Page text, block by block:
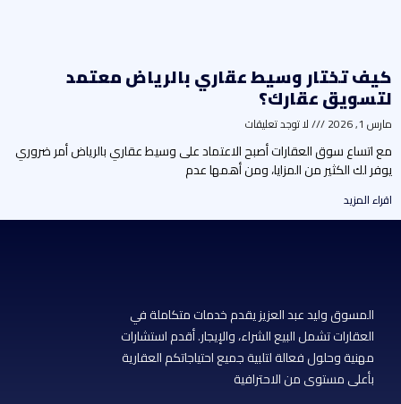
تختار وسيط عقاري بالرياض معتمد
عقارك؟
1, 2026 لا توجد تعليقات
اتساع سوق العقارات أصبح الاعتماد على وسيط عقاري بالرياض أمر ضروري
لك الكثير من المزايا، ومن أهمها عدم
المزيد
المسوق وليد عبد العزيز يقدم خدمات متكاملة في
العقارات تشمل البيع الشراء، والإيجار. أقدم استشارات
مهنية وحلول فعالة لتلبية جميع احتياجاتكم العقارية
بأعلى مستوى من الاحترافية